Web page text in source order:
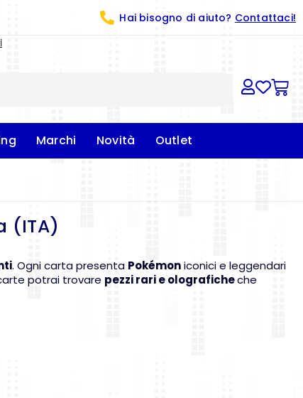
Hai bisogno di aiuto? Contattaci!
Marchi Novità Outlet
(ITA)
. Ogni carta presenta Pokémoniconici e leggendari
potrai trovare pezzi rari e olograficheche